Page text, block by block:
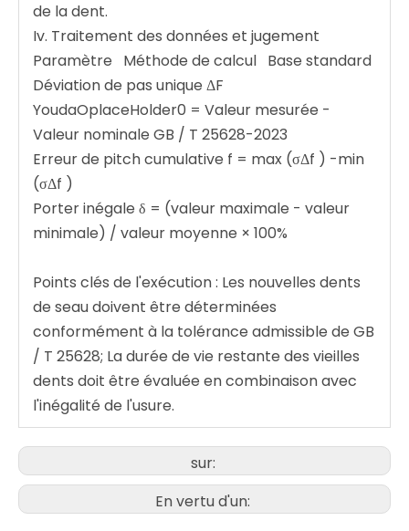
de la dent.
Iv. Traitement des données et jugement ‌
Paramètre ‌ ‌ Méthode de calcul ‌ ‌ Base standard ‌
Déviation de pas unique ΔF
YoudaOplaceHolder0 = Valeur mesurée -
Valeur nominale GB / T 25628-2023
Erreur de pitch cumulative f = max (σΔf ) -min
(σΔf )
Porter inégale δ = (valeur maximale - valeur
minimale) / valeur moyenne × 100%
Points clés de l'exécution ‌: Les nouvelles dents
de seau doivent être déterminées
conformément à la tolérance admissible de GB
/ T 25628; La durée de vie restante des vieilles
dents doit être évaluée en combinaison avec
l'inégalité de l'usure.
sur:
En vertu d'un: